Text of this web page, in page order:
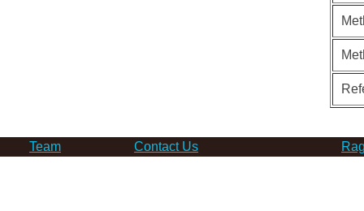
Team Contact Us